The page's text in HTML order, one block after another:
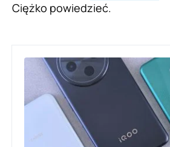
Ciężko powiedzieć.